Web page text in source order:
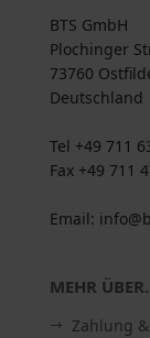
BTS GmbH
Plochinger
73760
Deutschland
Tel +49 711
Fax +49 711
Email:
MEHR
Zahlung